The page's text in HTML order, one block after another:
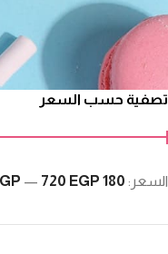
تصفية حسب السعر
السعر: 180 EGP
— 720 EGP